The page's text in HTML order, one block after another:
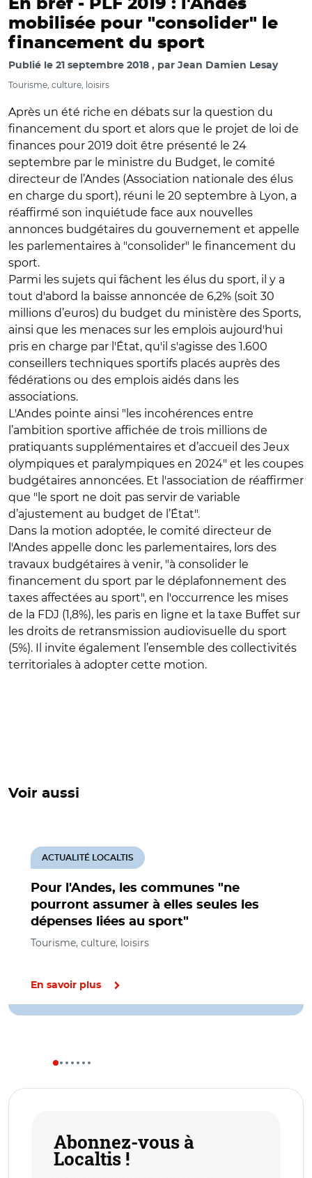
En bref - PLF 2019 : l'Andes
mobilisée pour "consolider" le
financement du sport
Publié le 21 septembre 2018 par Jean Damien Lesay
Tourisme, culture, loisirs
Après un été riche en débats sur la question du
financement du sport et alors que le projet de loi de
finances pour 2019 doit être présenté le 24
septembre par le ministre du Budget, le comité
directeur de l’Andes (Association nationale des élus
en charge du sport), réuni le 20 septembre à Lyon, a
réaffirmé son inquiétude face aux nouvelles
annonces budgétaires du gouvernement et appelle
les parlementaires à "consolider" le financement du
sport.
Parmi les sujets qui fâchent les élus du sport, il y a
tout d'abord la baisse annoncée de 6,2% (soit 30
millions d’euros) du budget du ministère des Sports,
ainsi que les menaces sur les emplois aujourd'hui
pris en charge par l'État, qu'il s'agisse des 1.600
conseillers techniques sportifs placés auprès des
fédérations ou des emplois aidés dans les
associations.
L'Andes pointe ainsi "les incohérences entre
l’ambition sportive affichée de trois millions de
pratiquants supplémentaires et d’accueil des Jeux
olympiques et paralympiques en 2024" et les coupes
budgétaires annoncées. Et l'association de réaffirmer
que "le sport ne doit pas servir de variable
d’ajustement au budget de l’État".
Dans la motion adoptée, le comité directeur de
l'Andes appelle donc les parlementaires, lors des
travaux budgétaires à venir, "à consolider le
financement du sport par le déplafonnement des
taxes affectées au sport", en l'occurrence les mises
de la FDJ (1,8%), les paris en ligne et la taxe Buffet sur
les droits de retransmission audiovisuelle du sport
(5%). Il invite également l’ensemble des collectivités
territoriales à adopter cette motion.
Voir aussi
Pour l'Andes, les communes "ne
pourront assumer à elles seules les
dépenses liées au sport"
ACTUALITÉ LOCALTIS
Tourisme, culture, loisirs
En savoir plus
Abonnez-vous à
Localtis !